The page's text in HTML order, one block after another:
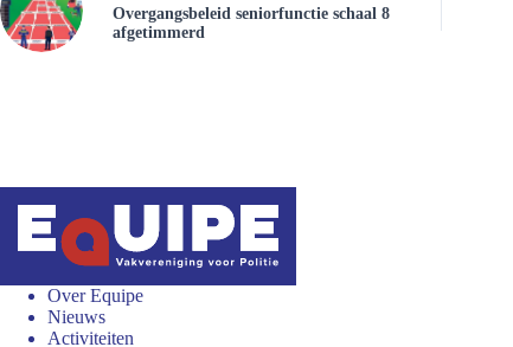
Overgangsbeleid seniorfunctie schaal 8
afgetimmerd
Over Equipe
Nieuws
Activiteiten